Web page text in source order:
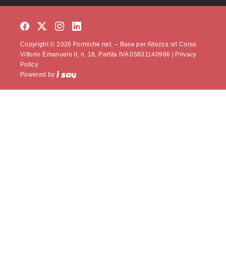
Copyright © 2026 Formiche.net. – Base per Altezza srl Corso
Vittorio Emanuele II, n. 18, Partita IVA 05831140966 |
Privacy
Policy.
Powered by